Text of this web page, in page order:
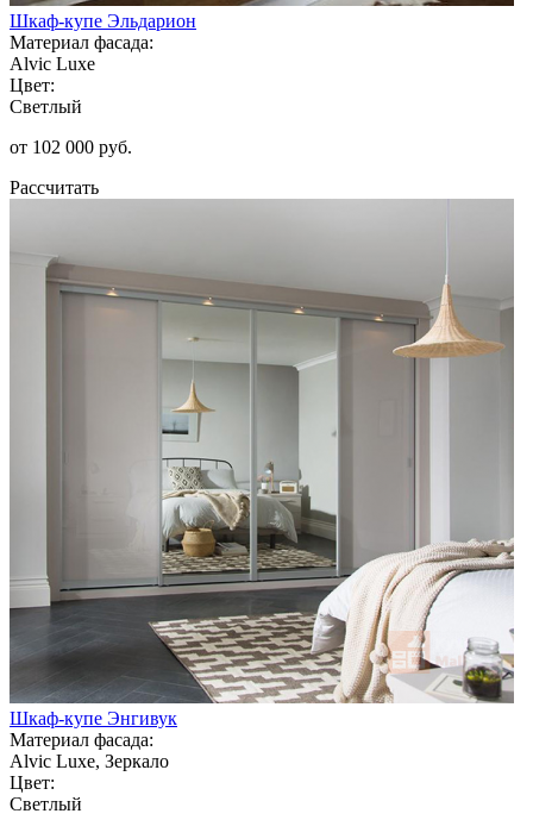
Шкаф-купе Эльдарион
Материал фасада:
Alvic Luxe
Цвет:
Светлый
от 102 000 руб.
Рассчитать
Шкаф-купе Энгивук
Материал фасада:
Alvic Luxe, Зеркало
Цвет:
Светлый